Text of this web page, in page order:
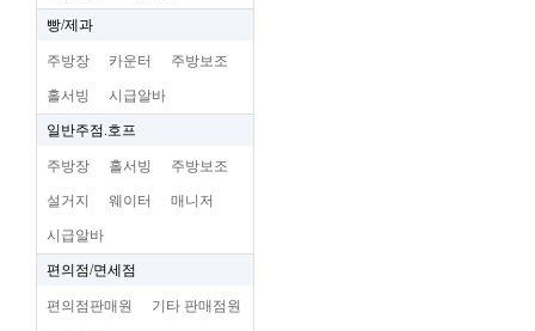
빵/제과
주방장 카운터 주방보조
홀서빙 시급알바
일반주점.호프
주방장 홀서빙 주방보조
설거지 웨이터 매니저
시급알바
편의점/면세점
편의점판매원 기타 판매점원